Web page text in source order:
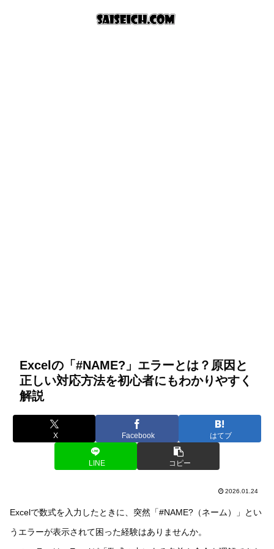
Excelの「#NAME?」エラーとは？原因と
正しい対応方法を初心者にもわかりやすく
解説
X Facebook はてブ
LINE コピー
2026.01.24
Excelで数式を入力したときに、突然「#NAME?（ネーム）」とい
うエラーが表示されて困った経験はありませんか。